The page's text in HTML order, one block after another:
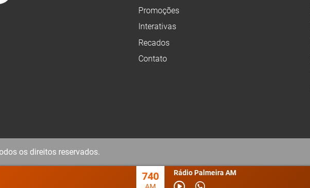
Promoções
Interativas
Recados
Contato
os direitos reservados.
740
AM
Rádio Palmeira AM